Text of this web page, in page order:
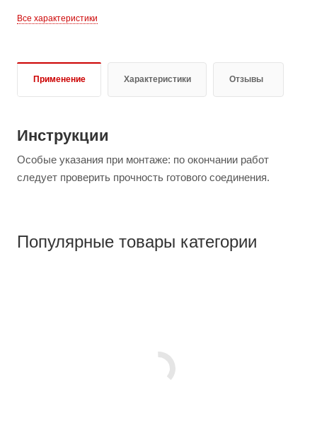
Все характеристики
Применение Характеристики Отзывы
Инструкции
Особые указания при монтаже: по окончании работ
следует проверить прочность готового соединения.
Популярные товары категории